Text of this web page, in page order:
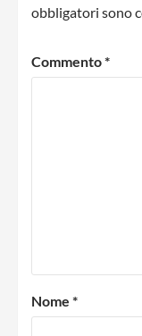
obbligatori sono
Commento*
Nome *